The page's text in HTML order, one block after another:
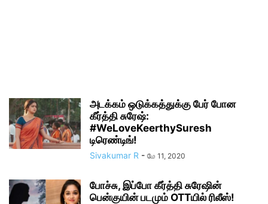
அடக்கம் ஒடுக்கத்துக்கு பேர் போன
கீர்த்தி சுரேஷ்:
#WeLoveKeerthySuresh
டிரெண்டிங்!
Sivakumar R - மே 11, 2020
போச்சு, இப்போ கீர்த்தி சுரேஷின்
பென்குயின் படமும் OTTயில் ரிலீஸ்!